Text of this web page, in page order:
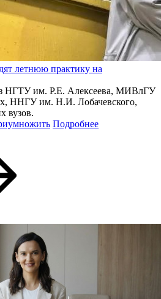
летнюю практику на
НГТУ им. Р.Е. Алексеева, МИВлГУ
ННГУ им. Н.И. Лобачевского,
вузов.
Подробнее